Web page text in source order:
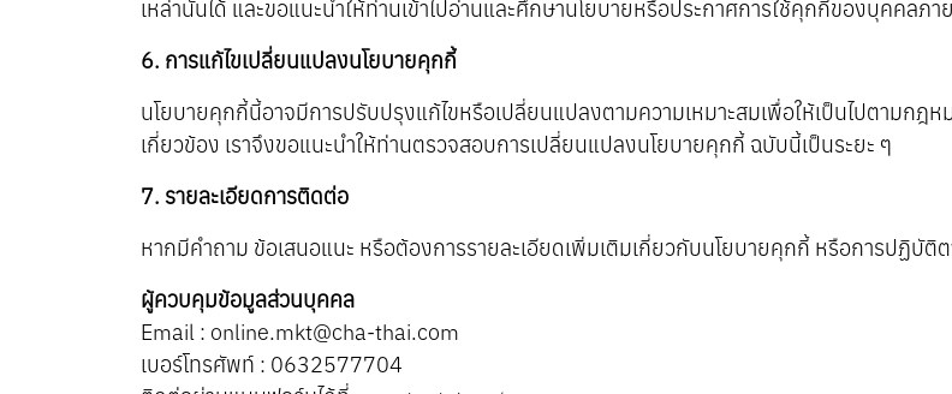
เหล่านั้นได้ และขอแนะนำให้ท่านเข้าไปอ่านและศึกษานโยบายหรือประกาศการใช้คุกกี้ของบุคคลภ
6. การแก้ไขเปลี่ยนแปลงนโยบายคุกกี้
นโยบายคุกกี้นี้อาจมีการปรับปรุงแก้ไขหรือเปลี่ยนแปลงตามความเหมาะสมเพื่อให้เป็นไปตามก
เกี่ยวข้อง เราจึงขอแนะนำให้ท่านตรวจสอบการเปลี่ยนแปลงนโยบายคุกกี้ ฉบับนี้เป็นระยะ ๆ
7. รายละเอียดการติดต่อ
หากมีคำถาม ข้อเสนอแนะ หรือต้องการรายละเอียดเพิ่มเติมเกี่ยวกับนโยบายคุกกี้ หรือการปฏิบั
ผู้ควบคุมข้อมูลส่วนบุคคล
Email : online.mkt@cha-thai.com
เบอร์โทรศัพท์ : 0632577704